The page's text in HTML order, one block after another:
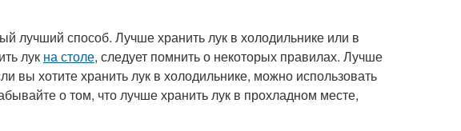
лучший способ. Лучше хранить лук в холодильнике или в
лук на столе, следует помнить о некоторых правилах. Лучше
вы хотите хранить лук в холодильнике, можно использовать
о том, что лучше хранить лук в прохладном месте,